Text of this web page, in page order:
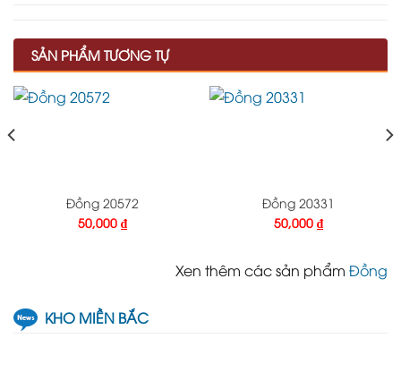
SẢN PHẨM TƯƠNG TỰ
Đồng 20572
50,000 ₫
Đồng 20331
50,000 ₫
Xen thêm các sản phẩm Đồng
KHO MIỀN BẮC